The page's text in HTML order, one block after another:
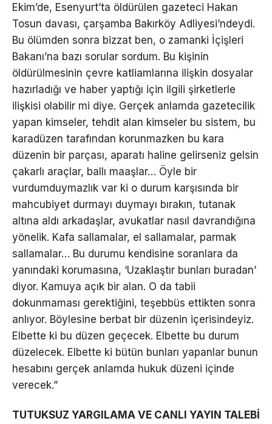
Ekim’de, Esenyurt’ta öldürülen gazeteci Hakan
Tosun davası, çarşamba Bakırköy Adliyesi’ndeydi.
Bu ölümden sonra bizzat ben, o zamanki İçişleri
Bakanı’na bazı sorular sordum. Bu kişinin
öldürülmesinin çevre katliamlarına ilişkin dosyalar
hazırladığı ve haber yaptığı için ilgili şirketlerle
ilişkisi olabilir mi diye. Gerçek anlamda gazetecilik
yapan kimseler, tehdit alan kimseler bu sistem, bu
karadüzen tarafından korunmazken bu kara
düzenin bir parçası, aparatı haline gelirseniz gelsin
çakarlı araçlar, ballı maaşlar… Öyle bir
vurdumduymazlık var ki o durum karşısında bir
mahcubiyet durmayı duymayı bırakın, tutanak
altına aldı arkadaşlar, avukatlar nasıl davrandığına
yönelik. Kafa sallamalar, el sallamalar, parmak
sallamalar… Bu durumu kendisine soranlara da
yanındaki korumasına, ‘Uzaklaştır bunları buradan’
diyor. Kamuya açık bir alan. O da tabii
dokunmaması gerektiğini, teşebbüs ettikten sonra
anlıyor. Böylesine berbat bir düzenin içerisindeyiz.
Elbette ki bu düzen geçecek. Elbette bu durum
düzelecek. Elbette ki bütün bunları yapanlar bunun
hesabını gerçek anlamda hukuk düzeni içinde
verecek.”
TUTUKSUZ YARGILAMA VE CANLI YAYIN TALEBİ